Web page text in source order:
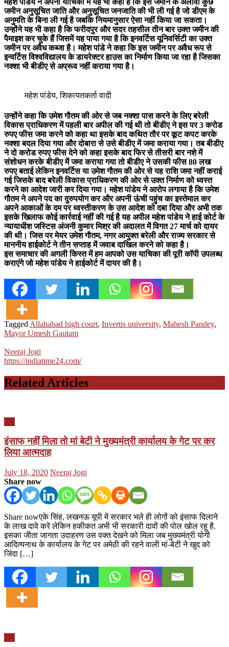
महेश पांडेय ने अपनी याचिका में यह भी कहा है कि इस जमीन के अलावा कुछ
जमीन अनुसूचित जाति और अनुसूचित जनजाति की भी ली गई है जो डीएम के
अनुमति के बिना ली गई है जबकि नियमानुसार ऐसा नहीं किया जा सकता।
उन्होंने यह भी कहा है कि फरीदपुर और सदर तहसील तीन बार उक्त जमीन की
पैमाइश कर चुके हैं जिसमें यह पाया गया है कि इनवर्टिस यूनिवर्सिटी का उक्त
जमीन पर अवैध कब्जा है। महेश पांडे ने कहा कि इस जमीन पर अवैध रूप से
इन्वर्टिस विश्वविद्यालय के डायरेक्टर हाउस का निर्माण किया जा रहा है जिसका
नक्शा भी बीडीए से अप्रूव नहीं कराया गया है।
महेश पांडेय, शिकायतकर्ता वादी
उन्होंने कहा कि उमेश गौतम की ओर से जब नक्शा पास करने के लिए बरेली
विकास प्राधिकरण में पहली बार अपील की गई थी तो बीडीए ने इस पर 3 करोड
रुपए फीस जमा करने को कहा था इसके बाद कथित तौर पर कूट कपट करके
नक्शा बदल दिया गया और दोबारा से उसे बीडीए में जमा कराया गया। तब बीडीए
ने दो करोड रुपए फीस देने को कहा इसके बाद फिर से तीसरी बार नशे में
संशोधन करके बीडीए में जमा कराया गया तो बीडीए ने उसकी फीस 80 लख
रुपए बताई लेकिन इनवर्टिस या उमेश गौतम की ओर से यह राशि जमा नहीं कराई
गई जिसके बाद बरेली विकास प्राधिकरण की ओर से उक्त निर्माण को ध्वस्त
करने का आदेश जारी कर दिया गया। महेश पांडेय ने आरोप लगाया है कि उमेश
गौतम ने अपने पद का दुरुपयोग कर और अपनी ऊंची पहुंच का इस्तेमाल कर
अपने आकाओं के दम पर ध्वस्तीकरण के उस आदेश को दबा दिया और अभी तक
इसके खिलाफ कोई कार्रवाई नहीं की गई है यह अपील महेश पांडेय ने हाई कोर्ट के
न्यायाधीश जस्टिस अंजनी कुमार मिश्र की अदालत में विगत 27 मार्च को दायर
की थी। जिस पर मेयर उमेश गौतम, नगर आयुक्त बरेली और राज्य सरकार से
माननीय हाईकोर्ट ने तीन सप्ताह में जवाब दाखिल करने को कहा है।
इस समाचार की अगली किस्त में हम आपको उस याचिका की पूरी कॉपी उपलब्ध
कराएंगे जो महेश पांडेय ने हाईकोर्ट में दायर की है।
Tagged Allahabad high court, Invertis university, Mahesh Pandey,
Mayor Umesh Gautam
Neeraj Jogi
https://indiatime24.com/
Related Articles
इंसाफ नहीं मिला तो मां बेटी ने मुख्यमंत्री कार्यालय के गेट पर कर
लिया आत्मदाह
Posted
on
July 18, 2020 Author
Neeraj Jogi
Share now
Share nowएके सिंह, लखनऊ यूपी में सरकार भले ही लोगों को इंसाफ दिलाने
के लाख दावे करे लेकिन हकीकत अभी भी सरकारी दावों की पोल खोल रहू है.
इसका जीता जागता उदाहरण उस वक्त देखने को मिला जब मुख्यमंत्री योगी
आदित्यनाथ के कार्यालय के गेट पर अमेठी की रहने वाली मां-बेटी ने खुद को
जिंदा […]